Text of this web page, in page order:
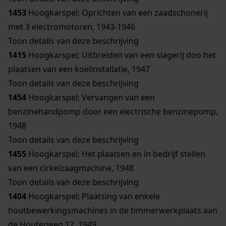
1453 Hoogkarspel; Oprichten van een zaadschonerij
met 3 electromotoren, 1943-1946
Toon details van deze beschrijving
1415 Hoogkarspel; Uitbreiden van een slagerij doo het
plaatsen van een koelinstallatie, 1947
Toon details van deze beschrijving
1454 Hoogkarspel; Vervangen van een
benzinehandpomp door een electrische benzinepomp,
1948
Toon details van deze beschrijving
1455 Hoogkarspel; Het plaatsen en in bedrijf stellen
van een cirkelzaagmachine, 1948
Toon details van deze beschrijving
1404 Hoogkarspel; Plaatsing van enkele
houtbewerkingsmachines in de timmerwerkplaats aan